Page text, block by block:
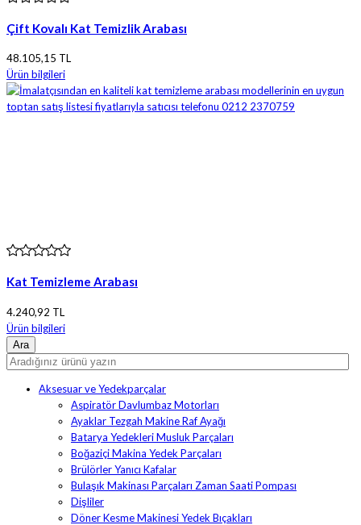
Çift Kovalı Kat Temizlik Arabası
48.105,15 TL
Ürün bilgileri
Kat Temizleme Arabası
4.240,92 TL
Ürün bilgileri
Aksesuar ve Yedekparçalar
Aspiratör Davlumbaz Motorları
Ayaklar Tezgah Makine Raf Ayağı
Batarya Yedekleri Musluk Parçaları
Boğaziçi Makina Yedek Parçaları
Brülörler Yanıcı Kafalar
Bulaşık Makinası Parçaları Zaman Saati Pompası
Dişliler
Döner Kesme Makinesi Yedek Bıçakları